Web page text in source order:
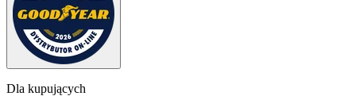
Dla kupujących